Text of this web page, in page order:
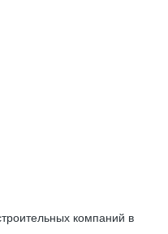
компаний в